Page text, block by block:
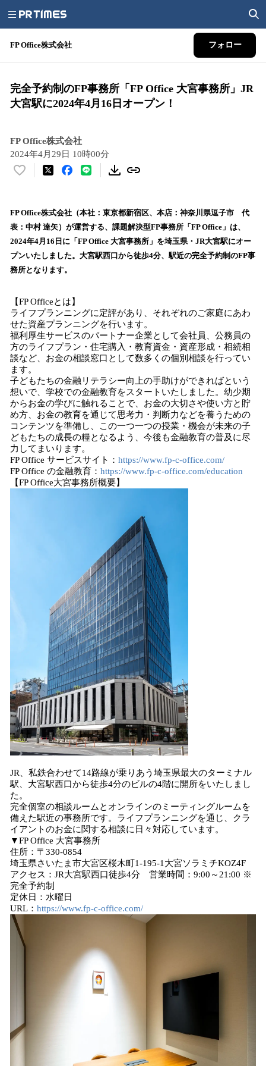
FP Office株式会社 フォロー
完全予約制のFP事務所「FP Office 大宮事務所」JR
大宮駅に2024年4月16日オープン！
FP Office株式会社
2024年4月29日 10時00分
い
！
数
を
読
込
中
で
す
FP Office株式会社（本社：東京都新宿区、本店：神奈川県逗子市 代
表：中村 達矢）が運営する、課題解決型FP事務所「FP Office」は、
2024年4月16日に「FP Office 大宮事務所」を埼玉県・JR大宮駅にオー
プンいたしました。大宮駅西口から徒歩4分、駅近の完全予約制のFP事
務所となります。
【FP Officeとは】
ライフプランニングに定評があり、それぞれのご家庭にあわ
せた資産プランニングを行います。
福利厚生サービスのパートナー企業として会社員、公務員の
方のライフプラン・住宅購入・教育資金・資産形成・相続相
談など、お金の相談窓口として数多くの個別相談を行ってい
ます。
子どもたちの金融リテラシー向上の手助けができればという
想いで、学校での金融教育をスタートいたしました。幼少期
からお金の学びに触れることで、お金の大切さや使い方と貯
め方、お金の教育を通じて思考力・判断力などを養うための
コンテンツを準備し、この一つ一つの授業・機会が未来の子
どもたちの成長の糧となるよう、今後も金融教育の普及に尽
力してまいります。
FP Office サービスサイト： https://www.fp-c-office.com/
FP Office の金融教育： https://www.fp-c-office.com/education
【FP Office大宮事務所概要】
JR、私鉄合わせて14路線が乗りあう埼玉県最大のターミナル
駅、大宮駅西口から徒歩4分のビルの4階に開所をいたしまし
た。
完全個室の相談ルームとオンラインのミーティングルームを
備えた駅近の事務所です。ライフプランニングを通じ、クラ
イアントのお金に関する相談に日々対応しています。
▼FP Office 大宮事務所
住所：〒330-0854
埼玉県さいたま市大宮区桜木町1-195-1大宮ソラミチKOZ4F
アクセス：JR大宮駅西口徒歩4分 営業時間：9:00～21:00 ※
完全予約制
定休日：水曜日
URL： https://www.fp-c-office.com/